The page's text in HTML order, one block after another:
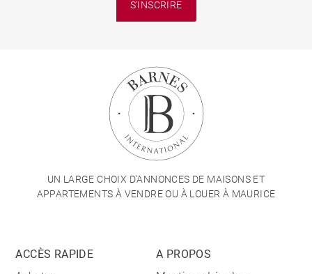
S'INSCRIRE
UN LARGE CHOIX D'ANNONCES DE MAISONS ET
APPARTEMENTS À VENDRE OU À LOUER À MAURICE
ACCÈS RAPIDE
A PROPOS